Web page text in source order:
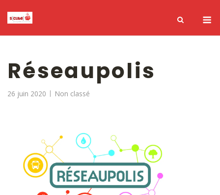
Réseaupolis
26 juin 2020 Non classé